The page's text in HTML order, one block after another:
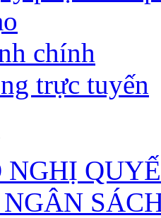
chính
trực tuyến
NGHỊ